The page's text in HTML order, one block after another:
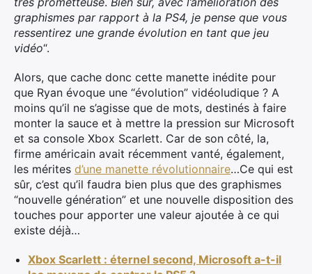
graphismes par rapport à la PS4, je pense que vous
ressentirez une grande évolution en tant que jeu
vidéo“.
Alors, que cache donc cette manette inédite pour
que Ryan évoque une “évolution” vidéoludique ? A
moins qu’il ne s’agisse que de mots, destinés à faire
monter la sauce et à mettre la pression sur Microsoft
et sa console Xbox Scarlett. Car de son côté, la,
firme américain avait récemment vanté, également,
les mérites d’une manette révolutionnaire…Ce qui est
sûr, c’est qu’il faudra bien plus que des graphismes
“nouvelle génération” et une nouvelle disposition des
touches pour apporter une valeur ajoutée à ce qui
existe déjà…
Xbox Scarlett : éternel second, Microsoft a-t-il